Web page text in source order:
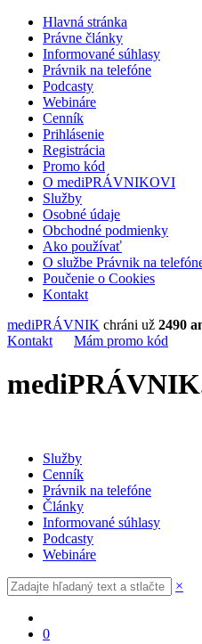
Hlavná stránka
Právne články
Informované súhlasy
Právnik na telefóne
Podcasty
Webináre
Cenník
Prihlásenie
Registrácia
Promo kód
O mediPRÁVNIKOVI
Služby
Osobné údaje
Obchodné podmienky
Ako používať
O službe Právnik na
Poučenie o Cookies
Kontakt
mediPRÁVNIK chráni už 2490
Kontakt
Mám promo kód
Služby
Cenník
Právnik na telefóne
Články
Informované súhlasy
Podcasty
Webináre
×
0